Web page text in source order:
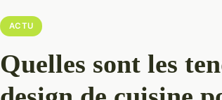
ACTU
Quelles sont les